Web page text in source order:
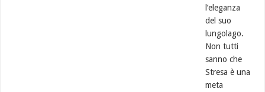
l’eleganza
del suo
lungolago.
Non tutti
sanno che
Stresa è una
meta